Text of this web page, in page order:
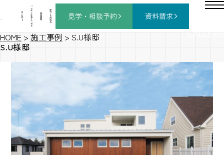
コ
ン
セ
プ
ト
バ
ー
チ
ャ
ル
モ
デ
ル
ハ
ウ
ス
施
工
事
例
家
づ
く
り
の
流
れ
見学・相談予約 資料請求
HOME > 施工事例 > S.U様邸
S.U様邸